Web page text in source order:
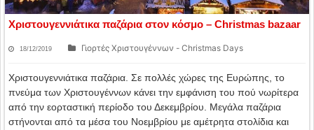
Χριστουγεννιάτικα παζάρια στον κόσμο – Christmas bazaar
18/12/2019 Γιορτές Χριστουγέννων - Christmas Days
Χριστουγεννιάτικα παζάρια. Σε πολλές χώρες της Ευρώπης, το
πνεύμα των Χριστουγέννων κάνει την εμφάνιση του πού νωρίτερα
από την εορταστική περίοδο του Δεκεμβρίου. Μεγάλα παζάρια
στήνονται από τα μέσα του Νοεμβρίου με αμέτρητα στολίδια και